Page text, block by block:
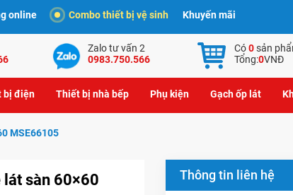
online Combo thiết bị vệ sinh Khuyến mãi
Zalo tư vấn 2
0983.750.566
Có0sản
Tổng:0VNĐ
bị điện Thiết bị nhà bếp Phụ kiện Gạch ốp lát
MSE66105
lát sàn 60×60
Thông tin liên hệ